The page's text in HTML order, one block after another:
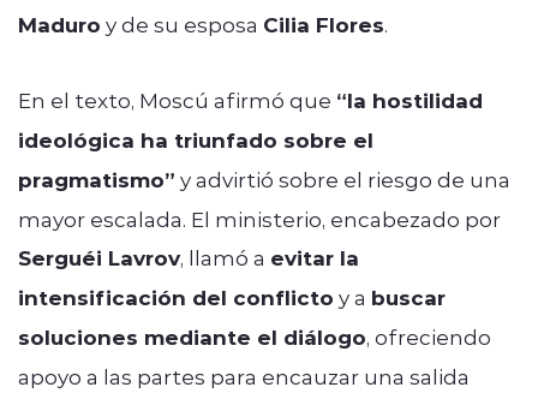
Maduro y de su esposa Cilia Flores.
En el texto, Moscú afirmó que “la hostilidad
ideológica ha triunfado sobre el
pragmatismo” y advirtió sobre el riesgo de una
mayor escalada. El ministerio, encabezado por
Serguéi Lavrov, llamó a evitar la
intensificación del conflicto y a buscar
soluciones mediante el diálogo, ofreciendo
apoyo a las partes para encauzar una salida